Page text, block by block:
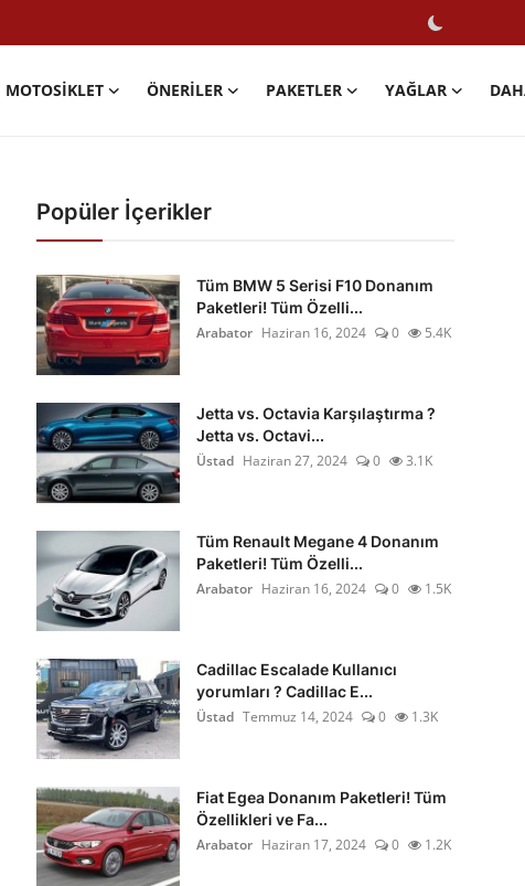
MOTOSIKLET ÖNERILER PAKETLER YAĞLAR
Popüler İçerikler
Tüm BMW 5 Serisi F10 Donanım
Paketleri! Tüm Özelli...
Arabator Haziran 16, 2024 0 5.4K
Jetta vs. Octavia Karşılaştırma ?
Jetta vs. Octavi...
Üstad Haziran 27, 2024 0 3.1K
Tüm Renault Megane 4 Donanım
Paketleri! Tüm Özelli...
Arabator Haziran 16, 2024 0 1.5K
Cadillac Escalade Kullanıcı
yorumları ? Cadillac E...
Üstad Temmuz 14, 2024 0 1.3K
Fiat Egea Donanım Paketleri! Tüm
Özellikleri ve Fa...
Arabator Haziran 17, 2024 0 1.2K